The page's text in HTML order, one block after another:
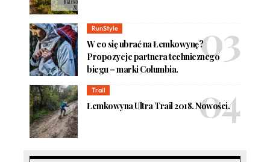
RunStyle
W co się ubrać na Łemkowynę?
Propozycje partnera technicznego
biegu – marki Columbia.
Trail
Łemkowyna Ultra Trail 2018. Nowości.